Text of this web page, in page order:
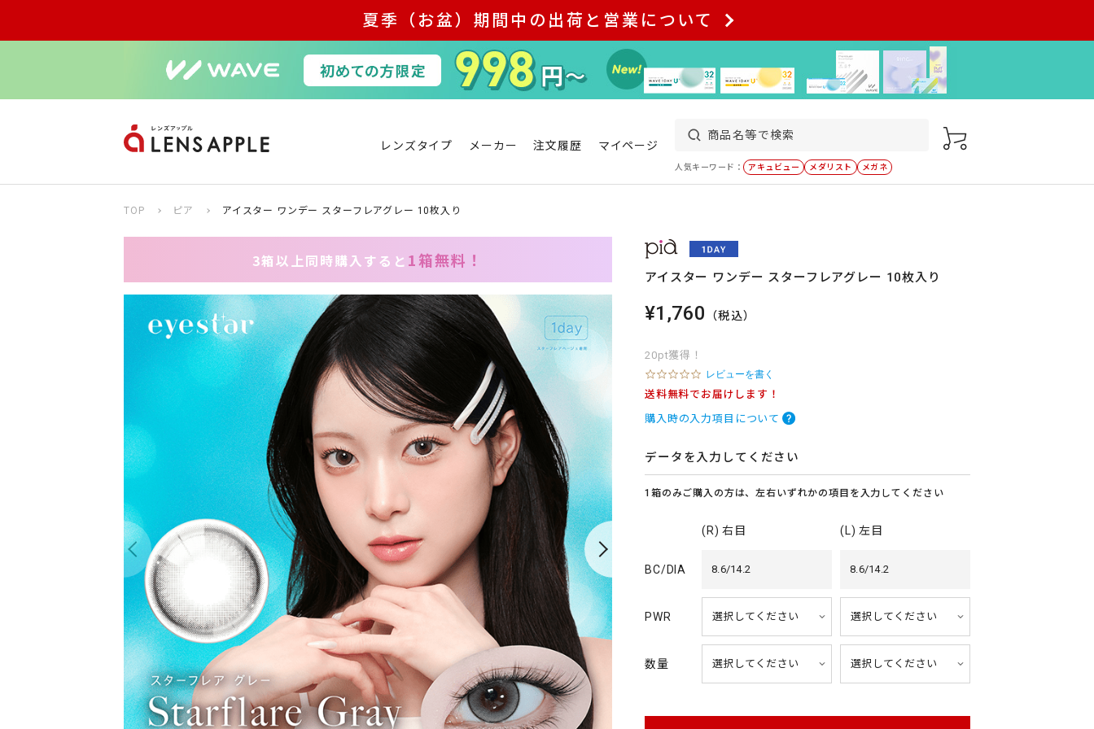
夏季（お盆）期間中の出荷と営業について
レンズタイプ メーカー 注文履歴 マイページ
人気キーワード： アキュビュー メダリスト メガネ
TOP ピア アイスター ワンデー スターフレアグレー 10枚入り
3箱以上同時購入すると 1箱無料！
アイスター ワンデー スターフレアグレー 10枚入り
¥1,760 （税込）
20pt獲得！
0
.
0
s
r
r
a
t
n
g
レビューを書く
送料無料でお届けします！
購入時の入力項目について
データを入力してください
1箱のみご購入の方は、左右いずれかの項目を入力してください
(R) 右目 (L) 左目
BC/DIA 8.6/14.2 8.6/14.2
PWR
数量